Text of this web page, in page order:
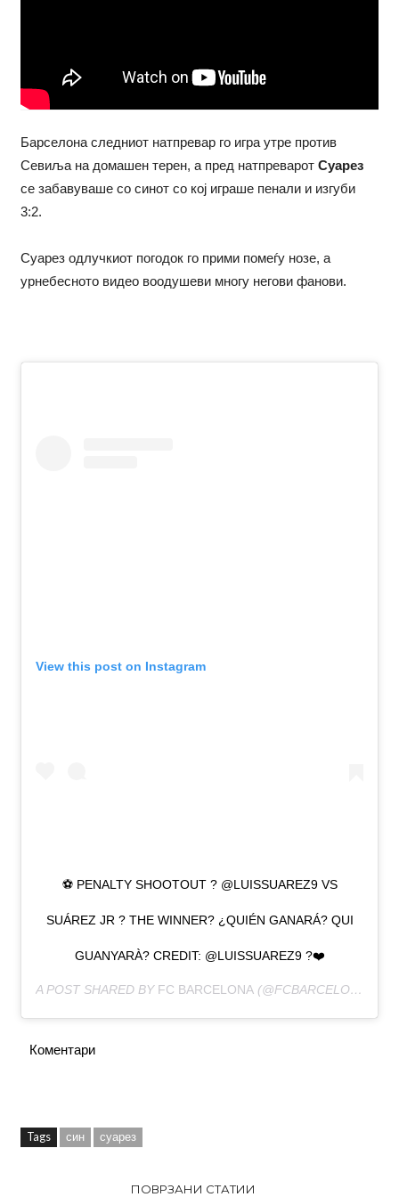
Барселона следниот натпревар го игра утре против
Севиља на домашен терен, а пред натпреварот Суарез
се забавуваше со синот со кој играше пенали и изгуби
3:2.
Суарез одлучкиот погодок го прими помеѓу нозе, а
урнебесното видео воодушеви многу негови фанови.
View this post on Instagram
⚽️ PENALTY SHOOTOUT ? @LUISSUAREZ9 VS
SUÁREZ JR ? THE WINNER? ¿QUIÉN GANARÁ? QUI
GUANYARÀ? CREDIT: @LUISSUAREZ9 ?❤️
A POST SHARED BY FC BARCELONA(@FCBARCELONA) ON
Коментари
Tags син суарез
ПОВРЗАНИ СТАТИИ